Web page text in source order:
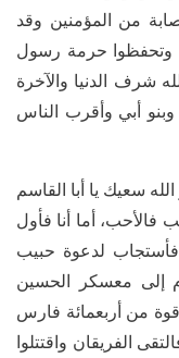
من المؤمنين وقد
وتحفظوا حرمة رسول
شرف الدنيا والآخرة
أبي وأقرب الناس
سعيك يا أبا القاسم
فالأحب، أما أنا فأول
لدعوة حبيب
إلى معسكر الحسين
من أربعمائة فارس
الفريقان واقتتلوا